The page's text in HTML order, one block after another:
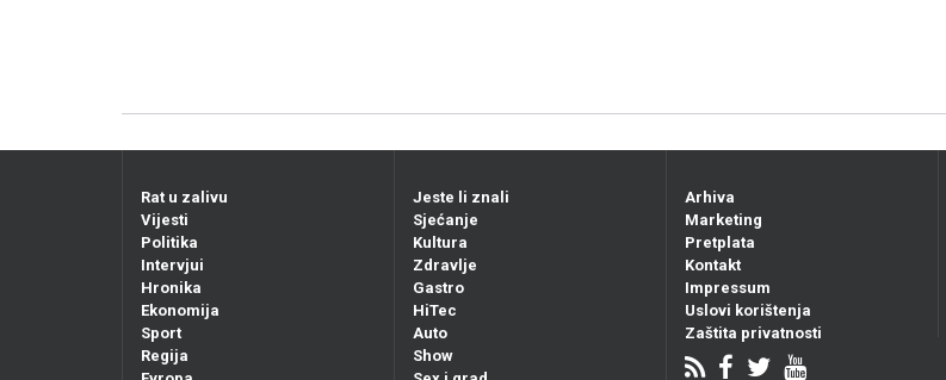
Rat u zalivu
Vijesti
Politika
Intervjui
Hronika
Ekonomija
Sport
Regija
Jeste li znali
Sjećanje
Kultura
Zdravlje
Gastro
HiTec
Auto
Show
Arhiva
Marketing
Pretplata
Kontakt
Impressum
Uslovi korištenja
Zaštita privatnosti